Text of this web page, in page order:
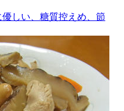
しい、糖質控えめ、節